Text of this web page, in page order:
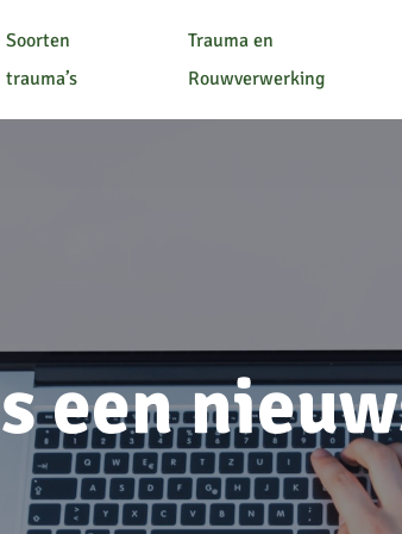
Soorten
trauma’s
Trauma en
Rouwverwerking
een